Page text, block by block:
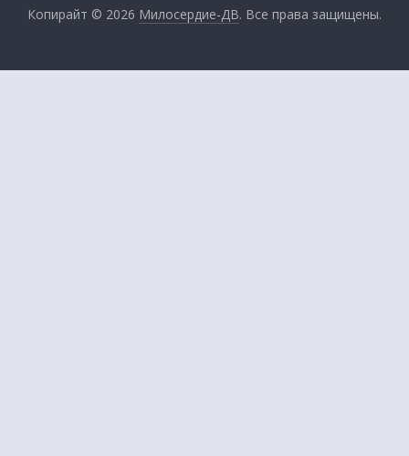
Копирайт © 2026 Милосердие-ДВ. Все права защищены.